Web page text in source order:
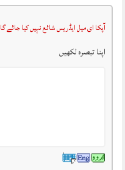
آپکا ای میل ایڈریس شائع نہیں کیا جائے گا
اپنا تبصرہ لکھیں